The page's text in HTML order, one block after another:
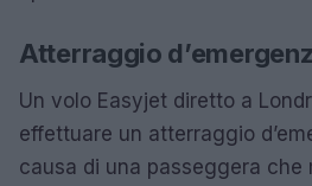
Atterraggio
Un volo Easyjet diretto a
effettuare un atterraggio
causa di una passeggera che